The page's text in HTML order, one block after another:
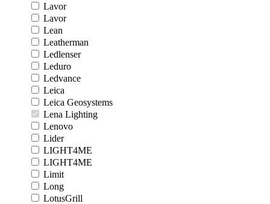
Lavor
Lavor
Lean
Leatherman
Ledlenser
Leduro
Ledvance
Leica
Leica Geosystems
Lena Lighting
Lenovo
Lider
LIGHT4ME
LIGHT4ME
Limit
Long
LotusGrill